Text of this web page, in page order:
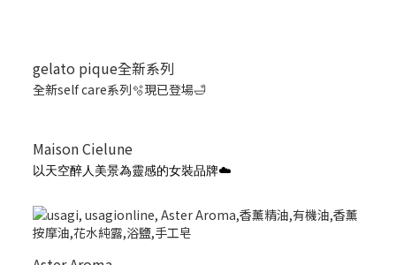
gelato pique全新系列
全新self care系列🫧現已登場🛁
Maison Cielune
以天空醉人美景為靈感的女裝品牌☁️